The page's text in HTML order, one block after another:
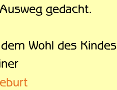
gedacht.
Wohl des Kindes